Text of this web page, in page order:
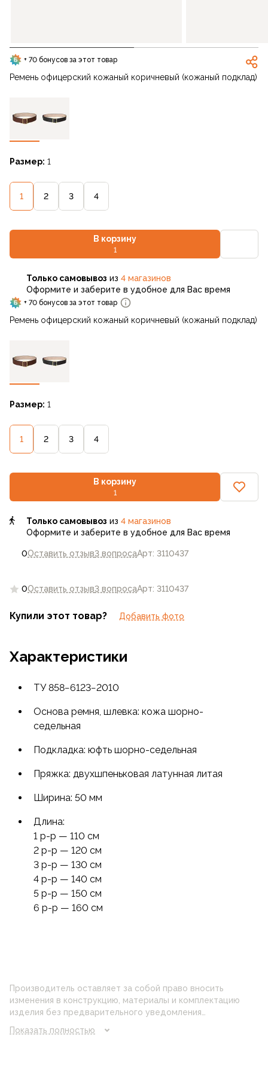
+ 70 бонусов за этот товар
Ремень офицерский кожаный коричневый (кожаный подклад)
Размер: 1
1 2 3 4
В корзину
1
0Оставить отзыв3 вопросаАрт: 3110437
Только самовывоз из 4 магазинов
Оформите и заберите в удобное для Вас время
+ 70 бонусов за этот товар
Ремень офицерский кожаный коричневый (кожаный подклад)
Размер: 1
1 2 3 4
В корзину
1
0Оставить отзыв3 вопросаАрт: 3110437
Только самовывоз из 4 магазинов
Оформите и заберите в удобное для Вас время
Купили этот товар? Добавить фото
Характеристики
ТУ 858−6123−2010
Основа ремня, шлевка: кожа шорно-
седельная
Подкладка: юфть шорно-седельная
Пряжка: двухшпеньковая латунная литая
Ширина: 50 мм
Длина:
1 р-р — 110 см
2 р-р — 120 см
3 р-р — 130 см
4 р-р — 140 см
5 р-р — 150 см
6 р-р — 160 см
Производитель оставляет за собой право вносить
изменения в конструкцию, материалы и комплектацию
изделия без предварительного уведомления
отличаться от реального цвета товара, что связано с
Показать полностью